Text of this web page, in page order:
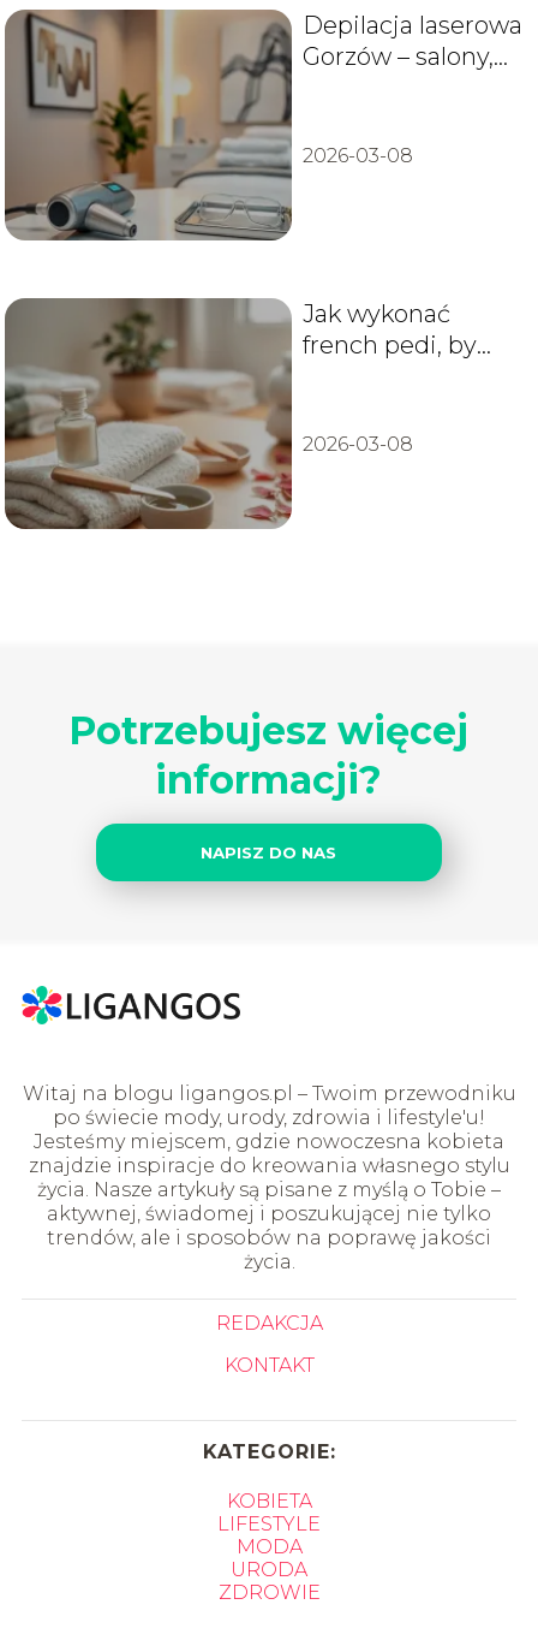
Depilacja laserowa
Gorzów – salony,
2026-03-08
Jak wykonać
french pedi, by
2026-03-08
Potrzebujesz więcej
informacji?
NAPISZ DO NAS
Witaj na blogu ligangos.pl – Twoim przewodniku
po świecie mody, urody, zdrowia i lifestyle'u!
Jesteśmy miejscem, gdzie nowoczesna kobieta
znajdzie inspiracje do kreowania własnego stylu
życia. Nasze artykuły są pisane z myślą o Tobie –
aktywnej, świadomej i poszukującej nie tylko
trendów, ale i sposobów na poprawę jakości
życia.
REDAKCJA
KONTAKT
KATEGORIE:
KOBIETA
LIFESTYLE
MODA
URODA
ZDROWIE